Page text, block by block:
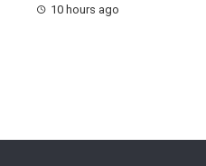
10 hours ago